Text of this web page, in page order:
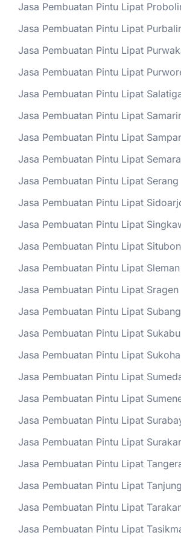
Jasa Pembuatan Pintu Lipat
Jasa Pembuatan Pintu Lipat
Jasa Pembuatan Pintu Lipat
Jasa Pembuatan Pintu Lipat
Jasa Pembuatan Pintu Lipat
Jasa Pembuatan Pintu Lipat
Jasa Pembuatan Pintu Lipat
Jasa Pembuatan Pintu Lipat
Jasa Pembuatan Pintu Lipat Serang
Jasa Pembuatan Pintu Lipat
Jasa Pembuatan Pintu Lipat
Jasa Pembuatan Pintu Lipat
Jasa Pembuatan Pintu Lipat Sleman
Jasa Pembuatan Pintu Lipat Sragen
Jasa Pembuatan Pintu Lipat Subang
Jasa Pembuatan Pintu Lipat
Jasa Pembuatan Pintu Lipat
Jasa Pembuatan Pintu Lipat
Jasa Pembuatan Pintu Lipat
Jasa Pembuatan Pintu Lipat
Jasa Pembuatan Pintu Lipat
Jasa Pembuatan Pintu Lipat
Jasa Pembuatan Pintu Lipat
Jasa Pembuatan Pintu Lipat
Jasa Pembuatan Pintu Lipat